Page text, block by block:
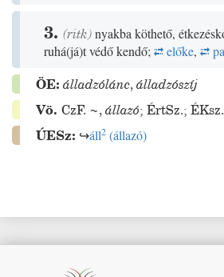
3. (ritk)nyakba köthető,
ruhá(já)t védő kendő; előke,
ÖE: álladzólánc,álladzószíj
Vö. CzF. ~,állazó; ÉrtSz.; ÉKsz.
ÚESz: ↪áll2 (állazó)